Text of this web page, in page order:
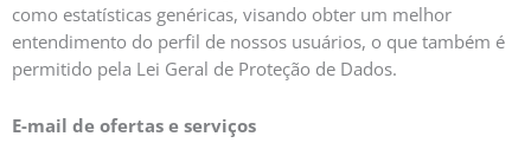
como estatísticas genéricas, visando obter um melhor
entendimento do perfil de nossos usuários, o que também é
permitido pela Lei Geral de Proteção de Dados.
E-mail de ofertas e serviços